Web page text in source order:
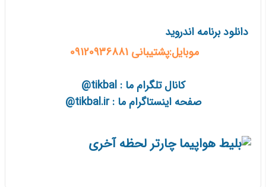
دانلود برنامه اندروید
موبایل:پشتیبانی 09120936881
کانال تلگرام ما : tikbal@
صفحه اینستاگرام ما : tikbal.ir@